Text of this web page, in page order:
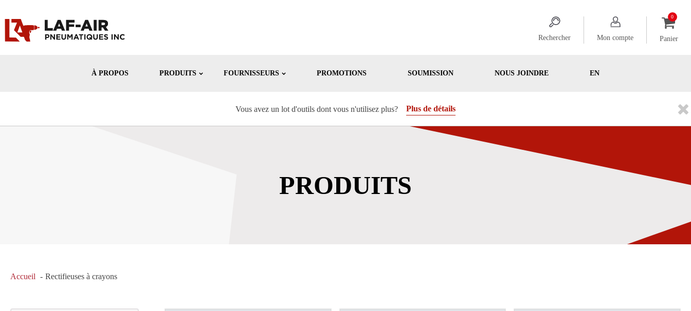
Rechercher Mon compte Panier
À PROPOS PRODUITS FOURNISSEURS PROMOTIONS SOUMISSION NOUS JOINDRE EN
Vous avez un lot d'outils dont vous n'utilisez plus? Plus de détails
PRODUITS
Accueil Rectifieuses à crayons